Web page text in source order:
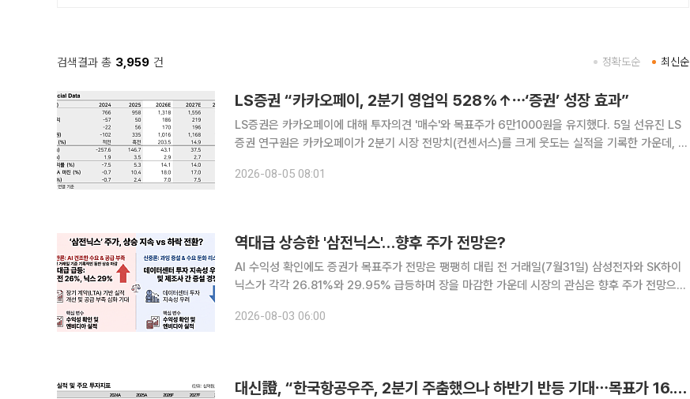
검색결과 총 3,959 건 최신순
정확도순
LS증권 “카카오페이, 2분기 영업익 528%↑⋯‘증권’ 성장 효과”
LS증권은 카카오페이에 대해 투자의견 '매수'와 목표주가 6만1000원을 유지했다. 5일 선유진 LS
증권 연구원은 카카오페이가 2분기 시장 전망치(컨센서스)를 크게 웃도는 실적을 기록한 가운데, 이
2026년 2분기 연결 기준 매출액은 전년 동기 대비 41%
2026-08-05 08:01
역대급 상승한 '삼전닉스'…향후 주가 전망은?
AI 수익성 확인에도 증권가 목표주가 전망은 팽팽히 대립 전 거래일(7월31일) 삼성전자와 SK하이
닉스가 각각 26.81%와 29.95% 급등하며 장을 마감한 가운데 시장의 관심은 향후 주가 전망으로
는 사실이 입증됐으나 향후 국내 반도체 대장주의 주가
2026-08-03 06:00
대신證, “한국항공우주, 2분기 주춤했으나 하반기 반등 기대⋯목표가 16.5만원↓”